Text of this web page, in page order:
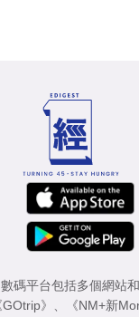
碼平台包括多個網站
GOtrip》 、 《NM+新